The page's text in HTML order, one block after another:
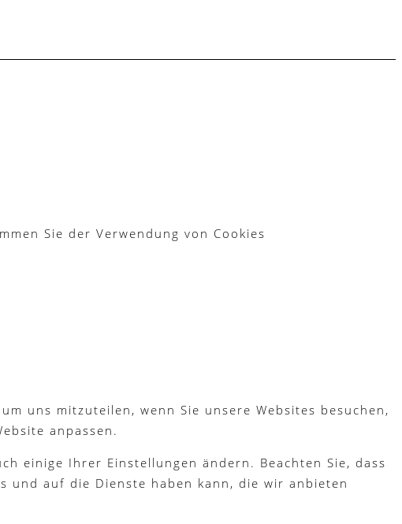
Sie der Verwendung von Cookies
uns mitzuteilen, wenn Sie unsere Websites besuchen,
anpassen.
einige Ihrer Einstellungen ändern. Beachten Sie, dass
und auf die Dienste haben kann, die wir anbieten